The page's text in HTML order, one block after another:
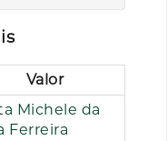
Valor
Michele da
Ferreira